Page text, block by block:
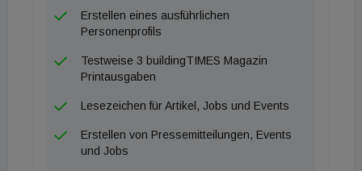
verschiedenen Farbvarianten erhältlich, um eine
flexible Integration in unterschiedliche Badkonzepte
zu ermöglichen.
Erstellen eines ausführlichen
Personenprofils
Testweise 3 buildingTIMES Magazin
Printausgaben
Lesezeichen für Artikel, Jobs und Events
Erstellen von Pressemitteilungen, Events
und Jobs